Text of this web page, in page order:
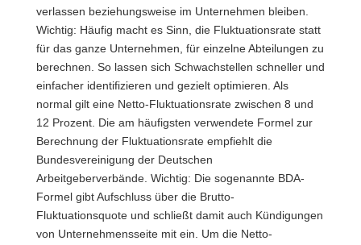
verlassen beziehungsweise im Unternehmen bleiben.
Wichtig: Häufig macht es Sinn, die Fluktuationsrate statt
für das ganze Unternehmen, für einzelne Abteilungen zu
berechnen. So lassen sich Schwachstellen schneller und
einfacher identifizieren und gezielt optimieren. Als
normal gilt eine Netto-Fluktuationsrate zwischen 8 und
12 Prozent. Die am häufigsten verwendete Formel zur
Berechnung der Fluktuationsrate empfiehlt die
Bundesvereinigung der Deutschen
Arbeitgeberverbände. Wichtig: Die sogenannte BDA-
Formel gibt Aufschluss über die Brutto-
Fluktuationsquote und schließt damit auch Kündigungen
von Unternehmensseite mit ein. Um die Netto-